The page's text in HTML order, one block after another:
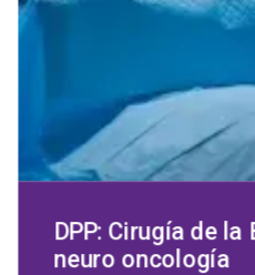
DPP: Cirugía de la
neuro oncología